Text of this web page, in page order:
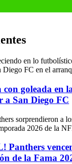
goleada en
a San Diego FC
Panthers
de la Fama